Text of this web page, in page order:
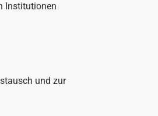
Institutionen
und zur